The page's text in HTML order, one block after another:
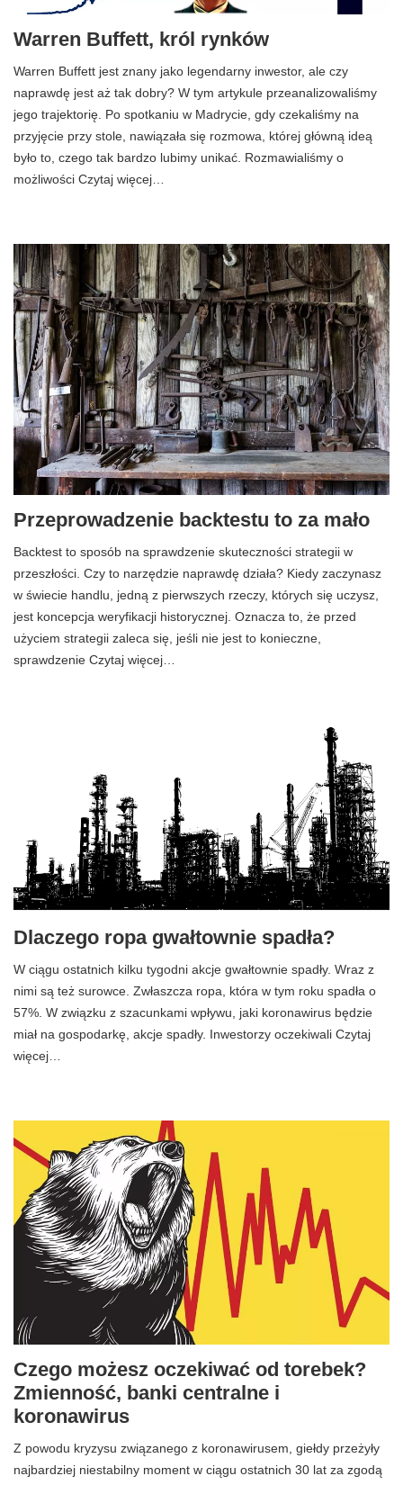
Warren Buffett, król rynków
Warren Buffett jest znany jako legendarny inwestor, ale czy
naprawdę jest aż tak dobry? W tym artykule przeanalizowaliśmy
jego trajektorię. Po spotkaniu w Madrycie, gdy czekaliśmy na
przyjęcie przy stole, nawiązała się rozmowa, której główną ideą
było to, czego tak bardzo lubimy unikać. Rozmawialiśmy o
możliwości Czytaj więcej…
Przeprowadzenie backtestu to za mało
Backtest to sposób na sprawdzenie skuteczności strategii w
przeszłości. Czy to narzędzie naprawdę działa? Kiedy zaczynasz
w świecie handlu, jedną z pierwszych rzeczy, których się uczysz,
jest koncepcja weryfikacji historycznej. Oznacza to, że przed
użyciem strategii zaleca się, jeśli nie jest to konieczne,
sprawdzenie Czytaj więcej…
Dlaczego ropa gwałtownie spadła?
W ciągu ostatnich kilku tygodni akcje gwałtownie spadły. Wraz z
nimi są też surowce. Zwłaszcza ropa, która w tym roku spadła o
57%. W związku z szacunkami wpływu, jaki koronawirus będzie
miał na gospodarkę, akcje spadły. Inwestorzy oczekiwali Czytaj
więcej…
Czego możesz oczekiwać od torebek?
Zmienność, banki centralne i
koronawirus
Z powodu kryzysu związanego z koronawirusem, giełdy przeżyły
najbardziej niestabilny moment w ciągu ostatnich 30 lat za zgodą